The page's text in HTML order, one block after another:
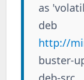
as
deb
http://
buster-